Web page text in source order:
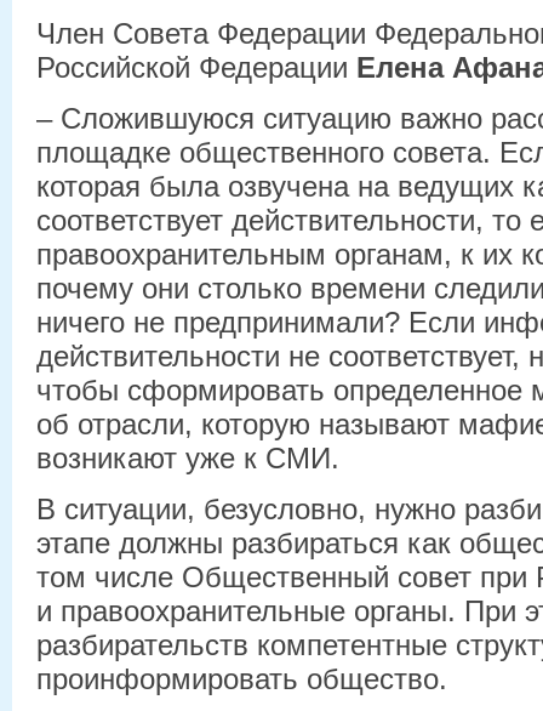
Член Совета Федерации
Российской Федерации Елена
– Сложившуюся ситуацию важно
площадке общественного совета.
которая была озвучена на ведущих
соответствует действительности, то
правоохранительным органам, к их
почему они столько времени
ничего не предпринимали? Если
действительности не
чтобы сформировать определенное
об отрасли, которую называют
возникают уже к СМИ.
В ситуации, безусловно, нужно
этапе должны разбираться как
том числе Общественный совет при
и правоохранительные органы. При
разбирательств компетентные
проинформировать общество.